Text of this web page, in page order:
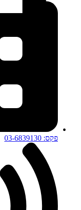
פקס: 03-6839130